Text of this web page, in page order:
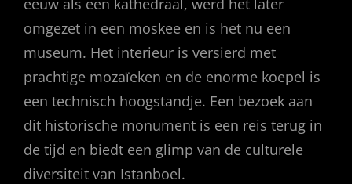
omgezet in een moskee en is het nu een
museum. Het interieur is versierd met
prachtige mozaïeken en de enorme koepel is
een technisch hoogstandje. Een bezoek aan
dit historische monument is een reis terug in
de tijd en biedt een glimp van de culturele
diversiteit van Istanboel.